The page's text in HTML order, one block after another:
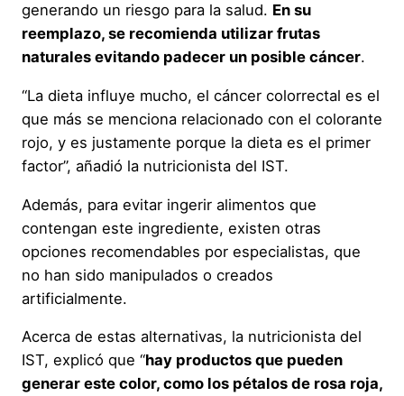
generando un riesgo para la salud. En su
reemplazo, se recomienda utilizar frutas
naturales evitando padecer un posible cáncer.
“La dieta influye mucho, el cáncer colorrectal es el
que más se menciona relacionado con el colorante
rojo, y es justamente porque la dieta es el primer
factor”, añadió la nutricionista del IST.
Además, para evitar ingerir alimentos que
contengan este ingrediente, existen otras
opciones recomendables por especialistas, que
no han sido manipulados o creados
artificialmente.
Acerca de estas alternativas, la nutricionista del
IST, explicó que “hay productos que pueden
generar este color, como los pétalos de rosa roja,